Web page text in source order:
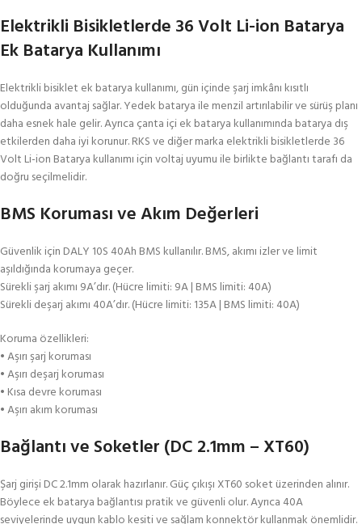
Elektrikli Bisikletlerde 36 Volt Li-ion Batarya
Ek Batarya Kullanımı
Elektrikli bisiklet ek batarya kullanımı, gün içinde şarj imkânı kısıtlı
olduğunda avantaj sağlar. Yedek batarya ile menzil artırılabilir ve sürüş planı
daha esnek hale gelir. Ayrıca çanta içi ek batarya kullanımında batarya dış
etkilerden daha iyi korunur. RKS ve diğer marka elektrikli bisikletlerde 36
Volt Li-ion Batarya kullanımı için voltaj uyumu ile birlikte bağlantı tarafı da
doğru seçilmelidir.
BMS Koruması ve Akım Değerleri
Güvenlik için DALY 10S 40Ah BMS kullanılır. BMS, akımı izler ve limit
aşıldığında korumaya geçer.
Sürekli şarj akımı 9A’dır. (Hücre limiti: 9A | BMS limiti: 40A)
Sürekli deşarj akımı 40A’dır. (Hücre limiti: 135A | BMS limiti: 40A)
Koruma özellikleri:
• Aşırı şarj koruması
• Aşırı deşarj koruması
• Kısa devre koruması
• Aşırı akım koruması
Bağlantı ve Soketler (DC 2.1mm – XT60)
Şarj girişi DC 2.1mm olarak hazırlanır. Güç çıkışı XT60 soket üzerinden alınır.
Böylece ek batarya bağlantısı pratik ve güvenli olur. Ayrıca 40A
seviyelerinde uygun kablo kesiti ve sağlam konnektör kullanmak önemlidir.